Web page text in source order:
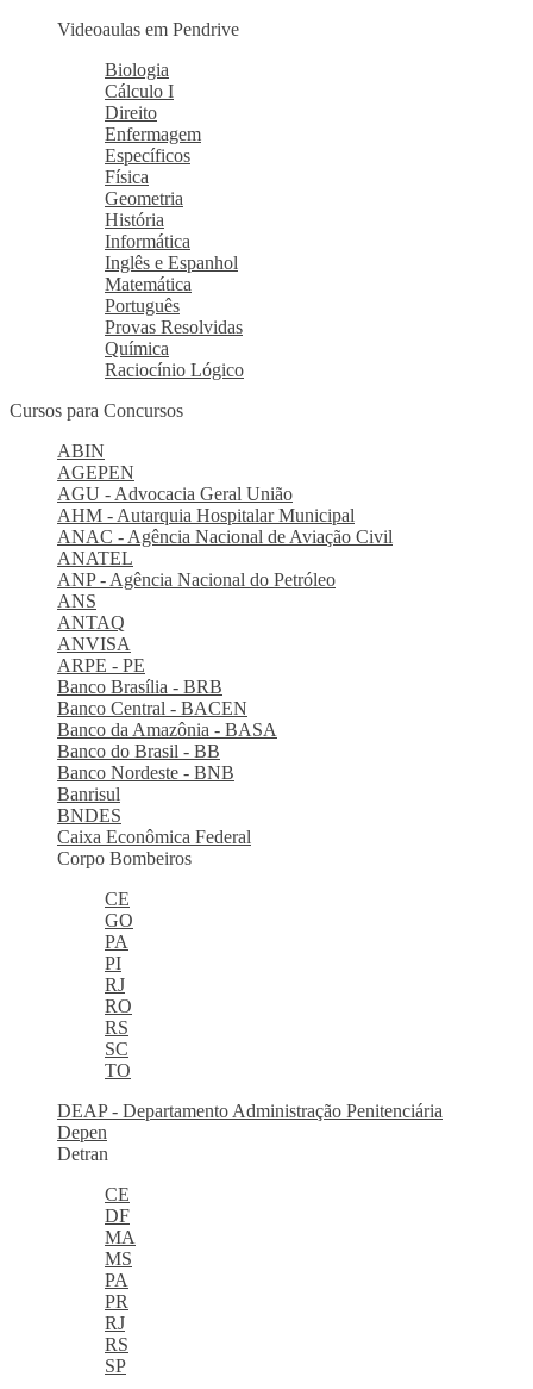
Videoaulas em Pendrive
Biologia
Cálculo I
Direito
Enfermagem
Específicos
Física
Geometria
História
Informática
Inglês e Espanhol
Matemática
Português
Provas Resolvidas
Química
Raciocínio Lógico
Cursos para Concursos
ABIN
AGEPEN
AGU - Advocacia Geral União
AHM - Autarquia Hospitalar Municipal
ANAC - Agência Nacional de Aviação Civil
ANATEL
ANP - Agência Nacional do Petróleo
ANS
ANTAQ
ANVISA
ARPE - PE
Banco Brasília - BRB
Banco Central - BACEN
Banco da Amazônia - BASA
Banco do Brasil - BB
Banco Nordeste - BNB
Banrisul
BNDES
Caixa Econômica Federal
Corpo Bombeiros
CE
GO
PA
PI
RJ
RO
RS
SC
TO
DEAP - Departamento Administração Penitenciária
Depen
Detran
CE
DF
MA
MS
PA
PR
RJ
RS
SP